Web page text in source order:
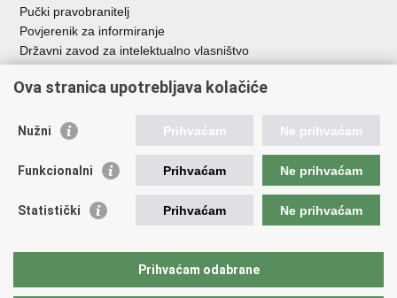
Pučki pravobranitelj
Povjerenik za informiranje
Državni zavod za intelektualno vlasništvo
HAKOM
Ostale poveznice
Hrvatski audiovizualni centar
Creative Europe
EU National Institutes for Culture
Međunarodni centar za podvodnu arheologiju u Zadru (MCPA)
Ova stranica upotrebljava kolačiće
Nužni Prihvaćam Ne prihvaćam
Funkcionalni Prihvaćam Ne prihvaćam
Statistički Prihvaćam Ne prihvaćam
Prihvaćam odabrane